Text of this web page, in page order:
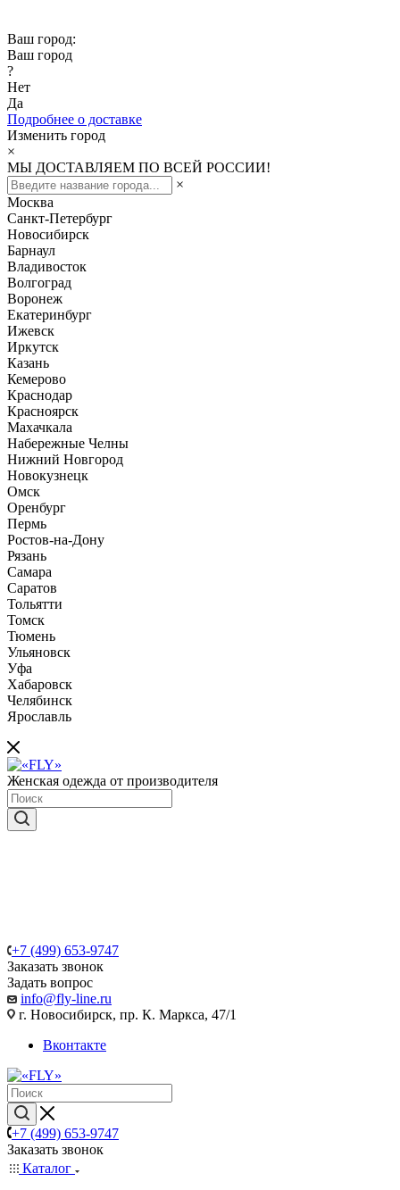
Ваш город:
Ваш город
?
Нет
Да
Подробнее о доставке
Изменить город
×
МЫ ДОСТАВЛЯЕМ ПО ВСЕЙ РОССИИ!
×
Москва
Санкт-Петербург
Новосибирск
Барнаул
Владивосток
Волгоград
Воронеж
Екатеринбург
Ижевск
Иркутск
Казань
Кемерово
Краснодар
Красноярск
Махачкала
Набережные Челны
Нижний Новгород
Новокузнецк
Омск
Оренбург
Пермь
Ростов-на-Дону
Рязань
Самара
Саратов
Тольятти
Томск
Тюмень
Ульяновск
Уфа
Хабаровск
Челябинск
Ярославль
Женская одежда от производителя
+7 (499) 653-9747
Заказать звонок
Задать вопрос
info@fly-line.ru
г. Новосибирск, пр. К. Маркса, 47/1
Вконтакте
+7 (499) 653-9747
Заказать звонок
Каталог